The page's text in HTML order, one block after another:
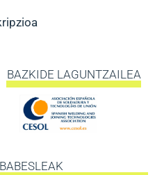
BAZKIDE LAGUNTZAILEA